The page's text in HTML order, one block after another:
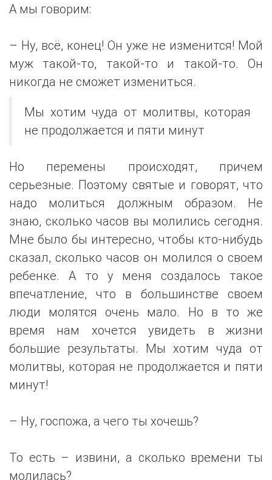
А мы говорим:
– Ну, всё, конец! Он уже не изменится! Мой
муж такой-то, такой-то и такой-то. Он
никогда не сможет измениться.
Мы хотим чуда от молитвы, которая
не продолжается и пяти минут
Но перемены происходят, причем
серьезные. Поэтому святые и говорят, что
надо молиться должным образом. Не
знаю, сколько часов вы молились сегодня.
Мне было бы интересно, чтобы кто-нибудь
сказал, сколько часов он молился о своем
ребенке. А то у меня создалось такое
впечатление, что в большинстве своем
люди молятся очень мало. Но в то же
время нам хочется увидеть в жизни
большие результаты. Мы хотим чуда от
молитвы, которая не продолжается и пяти
минут!
– Ну, госпожа, а чего ты хочешь?
То есть – извини, а сколько времени ты
молилась?